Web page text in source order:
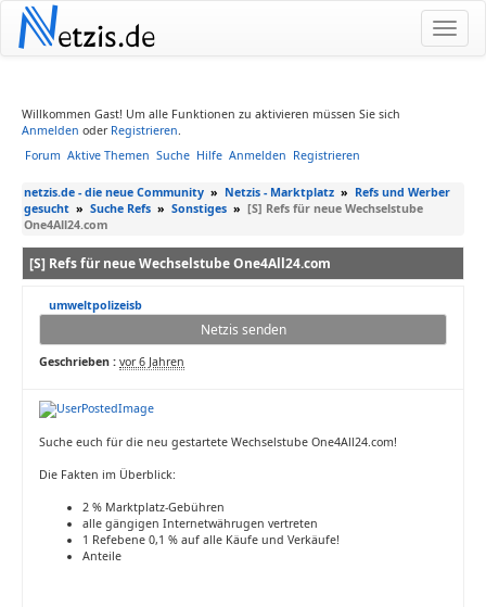
Netzis.de
Willkommen Gast! Um alle Funktionen zu aktivieren müssen Sie sich
Anmelden oder Registrieren.
Forum Aktive Themen Suche Hilfe Anmelden Registrieren
netzis.de - die neue Community » Netzis - Marktplatz » Refs und Werber
gesucht » Suche Refs » Sonstiges » [S] Refs für neue Wechselstube
One4All24.com
[S] Refs für neue Wechselstube One4All24.com
umweltpolizeisb
Netzis senden
Geschrieben : vor 6 Jahren
Suche euch für die neu gestartete Wechselstube One4All24.com!
Die Fakten im Überblick:
2 % Marktplatz-Gebühren
alle gängigen Internetwährugen vertreten
1 Refebene 0,1 % auf alle Käufe und Verkäufe!
Anteile